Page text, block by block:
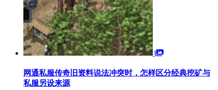
网通私服传奇旧资料说法冲突时，怎样区分经典挖矿与
私服另设来源